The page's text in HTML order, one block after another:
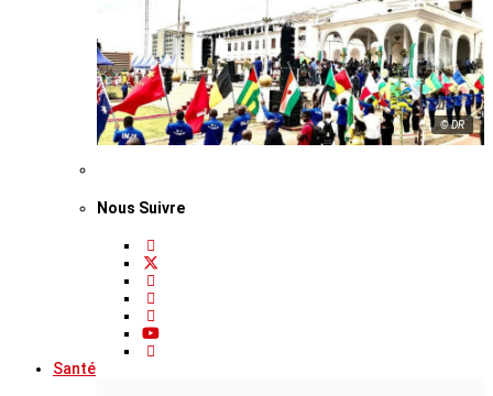
© DR
Nous Suivre
Santé